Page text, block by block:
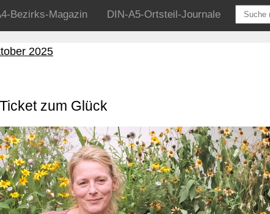
Bezirks-Magazin DIN-A5-Ortsteil-Journale
2025
zum Glück